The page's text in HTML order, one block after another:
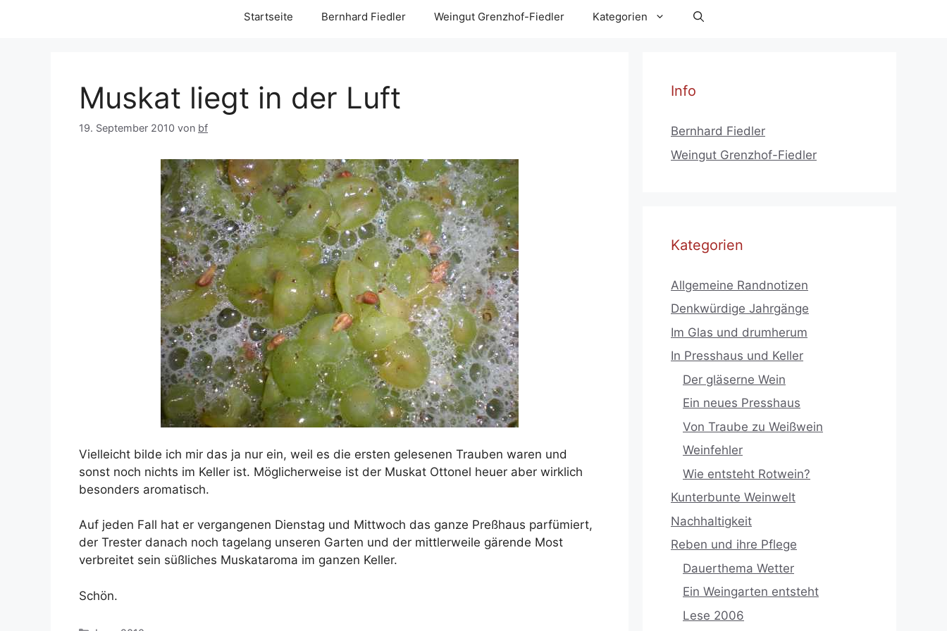
Startseite Bernhard Fiedler Weingut Grenzhof-Fiedler Kategorien
Muskat liegt in der Luft
19. September 2010 von bf
Vielleicht bilde ich mir das ja nur ein, weil es die ersten gelesenen Trauben waren und
sonst noch nichts im Keller ist. Möglicherweise ist der Muskat Ottonel heuer aber wirklich
besonders aromatisch.
Auf jeden Fall hat er vergangenen Dienstag und Mittwoch das ganze Preßhaus parfümiert,
der Trester danach noch tagelang unseren Garten und der mittlerweile gärende Most
verbreitet sein süßliches Muskataroma im ganzen Keller.
Schön.
Info
Bernhard Fiedler
Weingut Grenzhof-Fiedler
Kategorien
Allgemeine Randnotizen
Denkwürdige Jahrgänge
Im Glas und drumherum
In Presshaus und Keller
Der gläserne Wein
Ein neues Presshaus
Von Traube zu Weißwein
Weinfehler
Wie entsteht Rotwein?
Kunterbunte Weinwelt
Nachhaltigkeit
Reben und ihre Pflege
Dauerthema Wetter
Ein Weingarten entsteht
Lese 2006